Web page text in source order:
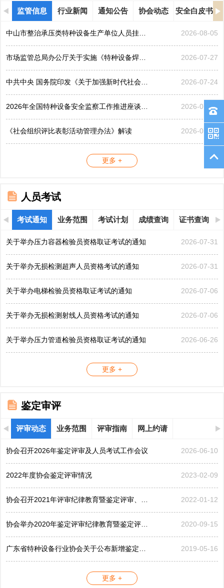
监管信息 行业新闻 通知公告 协会动态 安全白皮书
中山市整治承压类特种设备生产单位人员挂靠、临时凑岗、... 2026-08-05
市场监管总局办公厅关于实施《特种设备焊接操作人员考核... 2026-07-27
中共中央 国务院印发《关于加强新时代社会工作的意见》 2026-07-24
2026年全国特种设备安全监察工作推进座谈会在黑龙江哈... 2026-07-21
《社会组织评比表彰活动管理办法》解读 2026-07-17
更多 +
人员考试
考试通知 业务范围 考试计划 成绩查询 证书查询
关于举办压力容器检验员资格取证考试的通知 2026-07-31
关于举办无损检测超声人员资格考试的通知 2026-07-31
关于举办电梯检验员资格取证考试的通知 2026-07-06
关于举办无损检测射线人员资格考试的通知 2026-07-06
关于举办压力管道检验员资格取证考试的通知 2026-06-26
更多 +
鉴定审评
评审动态 业务范围 评审指南 网上约请
协会召开2026年鉴定评审及人员考试工作会议 2026-06-10
2022年度协会鉴定评审情况 2023-02-09
协会召开2021年评审纪律教育暨鉴定评审、考评工作会议 2022-01-12
协会举办2020年鉴定评审纪律教育暨鉴定评审工作会议 2020-09-15
广东省特种设备行业协会关于公布新增鉴定评审员的公告... 2019-05-16
更多 +